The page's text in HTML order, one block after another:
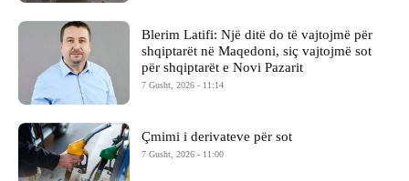
Blerim Latifi: Një ditë do të vajtojmë për
shqiptarët në Maqedoni, siç vajtojmë sot
për shqiptarët e Novi Pazarit
7 Gusht, 2026 - 11:14
Çmimi i derivateve për sot
7 Gusht, 2026 - 11:00